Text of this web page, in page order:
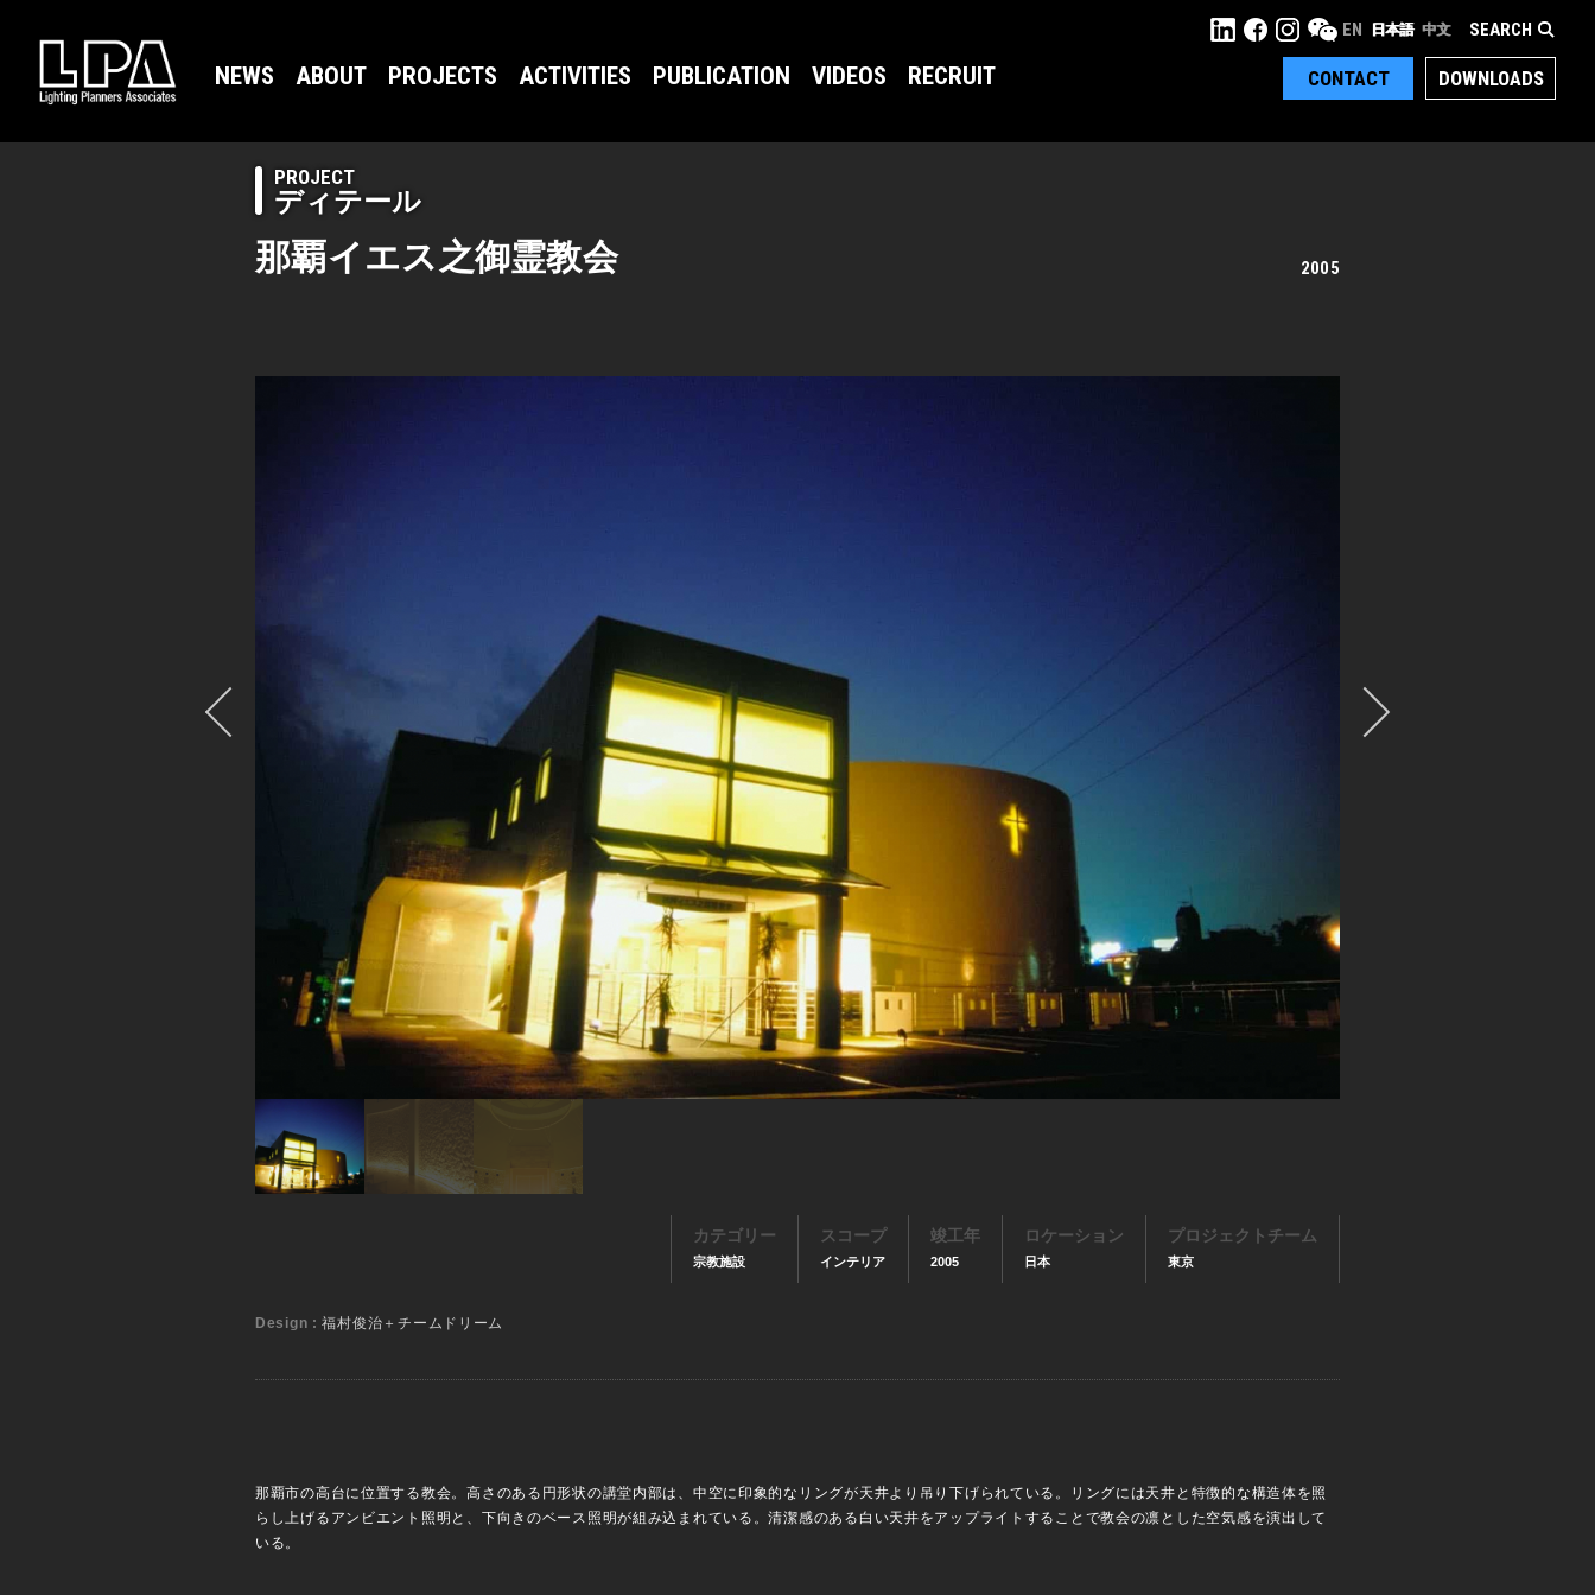
NEWS ABOUT PROJECTS ACTIVITIES PUBLICATION VIDEOS RECRUIT DOWNLOADS
CONTACT
SEARCH
EN 日本語 中文
PROJECT
ディテール
那覇イエス之御霊教会 2005
カテゴリー
宗教施設
スコープ
インテリア
竣工年
2005
ロケーション
日本
プロジェクトチーム
東京
Design :福村俊治＋チームドリーム
那覇市の高台に位置する教会。高さのある円形状の講堂内部は、中空に印象的なリングが天井より吊り下げられている。リングには天井と特徴的な構造体を照
らし上げるアンビエント照明と、下向きのベース照明が組み込まれている。清潔感のある白い天井をアップライトすることで教会の凛とした空気感を演出して
いる。